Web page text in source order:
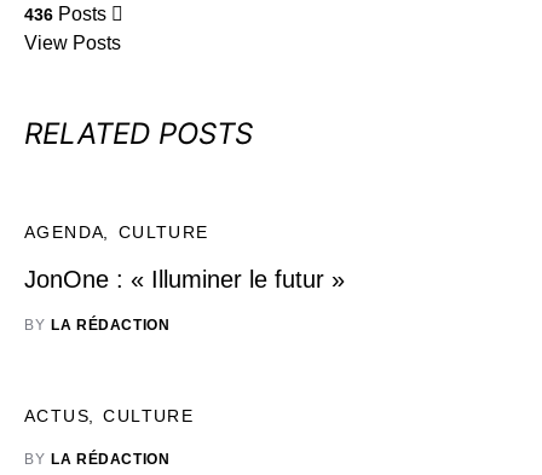
436 Posts
View Posts
RELATED POSTS
AGENDA CULTURE
JonOne : « Illuminer le futur »
BY LA RÉDACTION
ACTUS CULTURE
BY LA RÉDACTION